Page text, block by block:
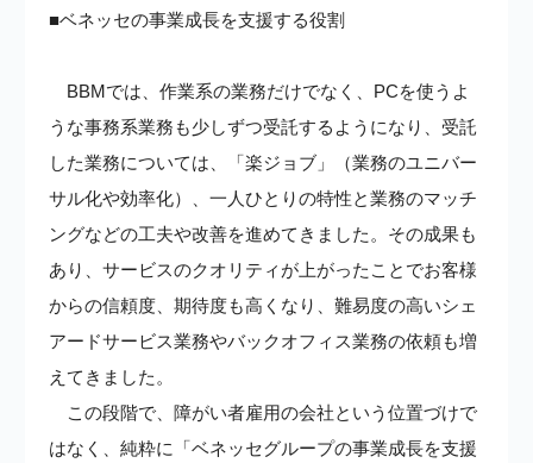
■ベネッセの事業成長を支援する役割
BBMでは、作業系の業務だけでなく、PCを使うよ
うな事務系業務も少しずつ受託するようになり、受託
した業務については、「楽ジョブ」（業務のユニバー
サル化や効率化）、一人ひとりの特性と業務のマッチ
ングなどの工夫や改善を進めてきました。その成果も
あり、サービスのクオリティが上がったことでお客様
からの信頼度、期待度も高くなり、難易度の高いシェ
アードサービス業務やバックオフィス業務の依頼も増
えてきました。
この段階で、障がい者雇用の会社という位置づけで
はなく、純粋に「ベネッセグループの事業成長を支援